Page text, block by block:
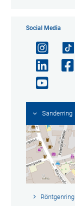
Social Media
Sanderring
Röntgenring